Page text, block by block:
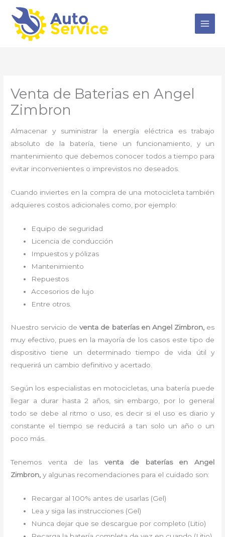
contenido
Venta de Baterias en Angel
Zimbron
Almacenar y suministrar la energía eléctrica es trabajo
absoluto de la batería, tiene un funcionamiento, y un
mantenimiento que debemos conocer todos a tiempo para
evitar inconvenientes o imprevistos no deseados.
Cuando inviertes en la compra de una motocicleta también
adquieres costos adicionales como, por ejemplo:
Equipo de seguridad
Licencia de conducción
Impuestos y pólizas
Mantenimiento
Repuestos
Accesorios de lujo
Entre otros.
Nuestro servicio deventa de baterías en Angel Zimbron, es
muy efectivo, pues en la mayoría de los casos este tipo de
dispositivo tiene un determinado tiempo de vida útil y
requerirá un cambio definitivo y acertado.
Según los especialistas en motocicletas, una batería puede
llegar a durar hasta 2 años, sin embargo, por lo general
todo se debe al ritmo o uso, es decir si el uso es diario y
constante el tiempo se reducirá a tan solo un año o un
poco más.
Tenemos venta de las venta de bateríasen Angel
Zimbron,y algunas recomendaciones para el cuidado son:
Recargar al 100% antes de usarlas (Gel)
Lea y siga las instrucciones (Gel)
Nunca dejar que se descargue por completo (Litio)